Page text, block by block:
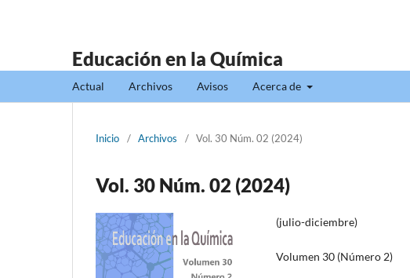
Educación en la Química
Actual Archivos Avisos Acerca de
Inicio / Archivos / Vol. 30 Núm. 02 (2024)
Vol. 30 Núm. 02 (2024)
(julio-diciembre)
Volumen 30 (Número 2)